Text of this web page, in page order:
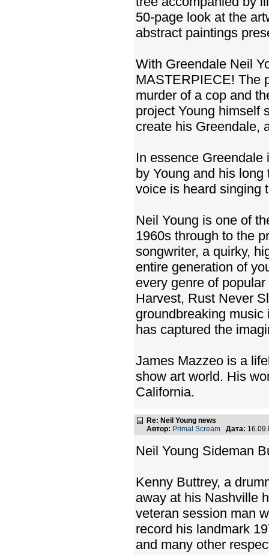
50-page look at the
abstract paintings
With Greendale Neil
MASTERPIECE! The
murder of a cop and
project Young himself
create his Greendale,
In essence
by Young and his
voice is heard singing
Neil Young is one of
1960s through to the
songwriter, a quirky,
entire generation of
every genre of
Harvest, Rust Never
groundbreaking
has captured the
James Mazzeo is a
show art world. His
California.
Re: Neil Young news
Автор: Primal Scream Дата:
Neil Young Sideman
Kenny Buttrey, a
away at his Nashville
veteran session man
record his landmark
and many other